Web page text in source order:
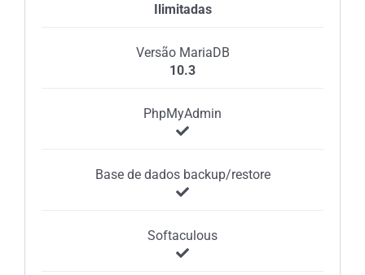
Ilimitadas
Versão MariaDB
10.3
PhpMyAdmin
Base de dados backup/restore
Softaculous